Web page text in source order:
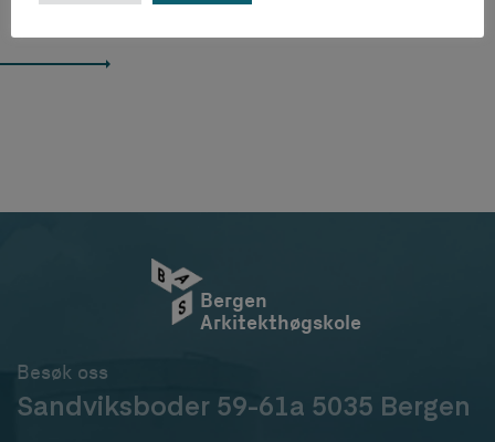
Bergen
Arkitekthøgskole
Besøk oss
Sandviksboder 59-61a 5035 Bergen